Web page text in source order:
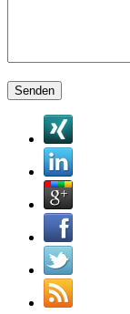
Bitte lasse dieses Feld